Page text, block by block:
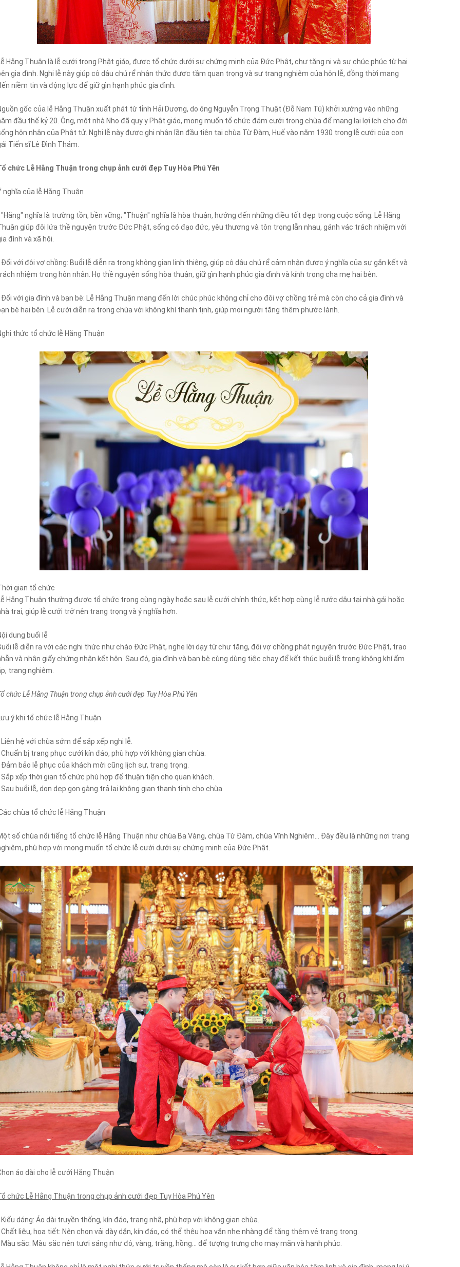
Hằng Thuận là lễ cưới trong Phật giáo, được tổ chức dưới sự chứng minh của Đức Phật, chư tăng ni và sự chúc phúc từ hai
gia đình. Nghi lễ này giúp cô dâu chú rể nhận thức được tầm quan trọng và sự trang nghiêm của hôn lễ, đồng thời mang
niềm tin và động lực để giữ gìn hạnh phúc gia đình.
gốc của lễ Hằng Thuận xuất phát từ tỉnh Hải Dương, do ông Nguyễn Trọng Thuật (Đỗ Nam Tú) khởi xướng vào những
đầu thế kỷ 20. Ông, một nhà Nho đã quy y Phật giáo, mong muốn tổ chức đám cưới trong chùa để mang lại lợi ích cho đời
hôn nhân của Phật tử. Nghi lễ này được ghi nhận lần đầu tiên tại chùa Từ Đàm, Huế vào năm 1930 trong lễ cưới của con
Tiến sĩ Lê Đình Thám.
chức Lễ Hằng Thuận trong chụp ảnh cưới đẹp Tuy Hòa Phú Yên
nghĩa của lễ Hằng Thuận
"Hằng" nghĩa là trường tồn, bền vững; "Thuận" nghĩa là hòa thuận, hướng đến những điều tốt đẹp trong cuộc sống. Lễ Hằng
giúp đôi lứa thề nguyện trước Đức Phật, sống có đạo đức, yêu thương và tôn trọng lẫn nhau, gánh vác trách nhiệm với
đình và xã hội.
Đối với đôi vợ chồng: Buổi lễ diễn ra trong không gian linh thiêng, giúp cô dâu chú rể cảm nhận được ý nghĩa của sự gắn kết và
nhiệm trong hôn nhân. Họ thề nguyện sống hòa thuận, giữ gìn hạnh phúc gia đình và kính trọng cha mẹ hai bên.
Đối với gia đình và bạn bè: Lễ Hằng Thuận mang đến lời chúc phúc không chỉ cho đôi vợ chồng trẻ mà còn cho cả gia đình và
bè hai bên. Lễ cưới diễn ra trong chùa với không khí thanh tịnh, giúp mọi người tăng thêm phước lành.
thức tổ chức lễ Hằng Thuận
gian tổ chức
Hằng Thuận thường được tổ chức trong cùng ngày hoặc sau lễ cưới chính thức, kết hợp cùng lễ rước dâu tại nhà gái hoặc
trai, giúp lễ cưới trở nên trang trọng và ý nghĩa hơn.
dung buổi lễ
lễ diễn ra với các nghi thức như chào Đức Phật, nghe lời dạy từ chư tăng, đôi vợ chồng phát nguyện trước Đức Phật, trao
và nhận giấy chứng nhận kết hôn. Sau đó, gia đình và bạn bè cùng dùng tiệc chay để kết thúc buổi lễ trong không khí ấm
trang nghiêm.
chức Lễ Hằng Thuận trong chụp ảnh cưới đẹp Tuy Hòa Phú Yên
ý khi tổ chức lễ Hằng Thuận
Liên hệ với chùa sớm để sắp xếp nghi lễ.
Chuẩn bị trang phục cưới kín đáo, phù hợp với không gian chùa.
Đảm bảo lễ phục của khách mời cũng lịch sự, trang trọng.
Sắp xếp thời gian tổ chức phù hợp để thuận tiện cho quan khách.
Sau buổi lễ, dọn dẹp gọn gàng trả lại không gian thanh tịnh cho chùa.
chùa tổ chức lễ Hằng Thuận
số chùa nổi tiếng tổ chức lễ Hằng Thuận như chùa Ba Vàng, chùa Từ Đàm, chùa Vĩnh Nghiêm… Đây đều là những nơi trang
phù hợp với mong muốn tổ chức lễ cưới dưới sự chứng minh của Đức Phật.
áo dài cho lễ cưới Hằng Thuận
chức Lễ Hằng Thuận trong chụp ảnh cưới đẹp Tuy Hòa Phú Yên
Kiểu dáng: Áo dài truyền thống, kín đáo, trang nhã, phù hợp với không gian chùa.
Chất liệu, họa tiết: Nên chọn vải dày dặn, kín đáo, có thể thêu hoa văn nhẹ nhàng để tăng thêm vẻ trang trọng.
Màu sắc: Màu sắc nên tươi sáng như đỏ, vàng, trắng, hồng… để tượng trưng cho may mắn và hạnh phúc.